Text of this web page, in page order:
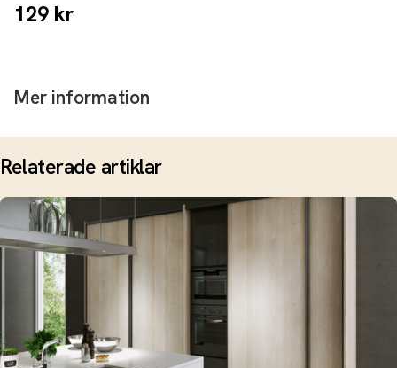
129 kr
Mer information
Relaterade artiklar